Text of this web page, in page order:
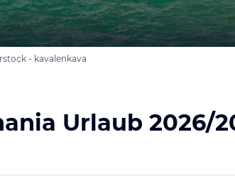
- kavalenkava
Urlaub 2026/